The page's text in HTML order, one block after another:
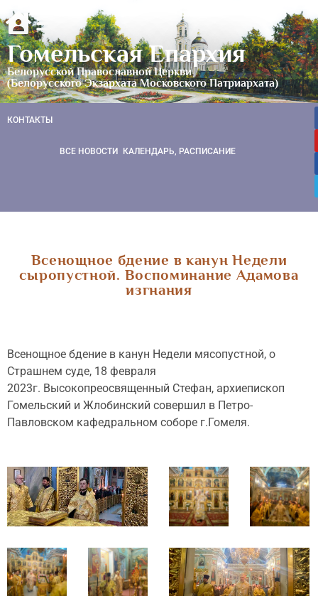
Гомельская Епархия
Белорусской Православной Церкви
(Белорусского Экзархата Московского Патриархата)
КОНТАКТЫ
ВСЕ НОВОСТИ КАЛЕНДАРЬ, РАСПИСАНИЕ
Всенощное бдение в канун Недели
сыропустной. Воспоминание Адамова
изгнания
Всенощное бдение в канун Недели мясопустной, о
Страшнем суде, 18 февраля
2023г. Высокопреосвященный Стефан, архиепископ
Гомельский и Жлобинский совершил в Петро-
Павловском кафедральном соборе г.Гомеля.